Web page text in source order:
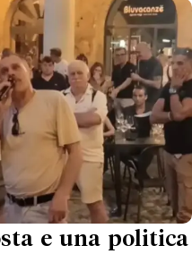
e una politica